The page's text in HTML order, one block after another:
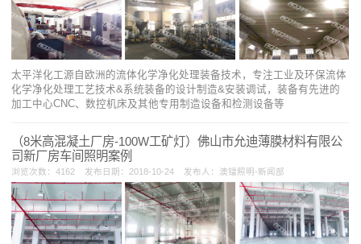
太平洋化工源自欧洲的流体化学净化处理装备技术，专注工业及环保流体
化学净化处理工艺技术&系统装备的设计制造&安装调试，装备有先进的
加工中心CNC、数控机床及其他专用制造设备和检测设备等
（8米高混凝土厂房-100W工矿灯）佛山市允迪薄膜材料有限公
司新厂房车间照明案例
浏览次数：4162 发布日期：2018-10-24 发布人：澳镭照明-新闻部